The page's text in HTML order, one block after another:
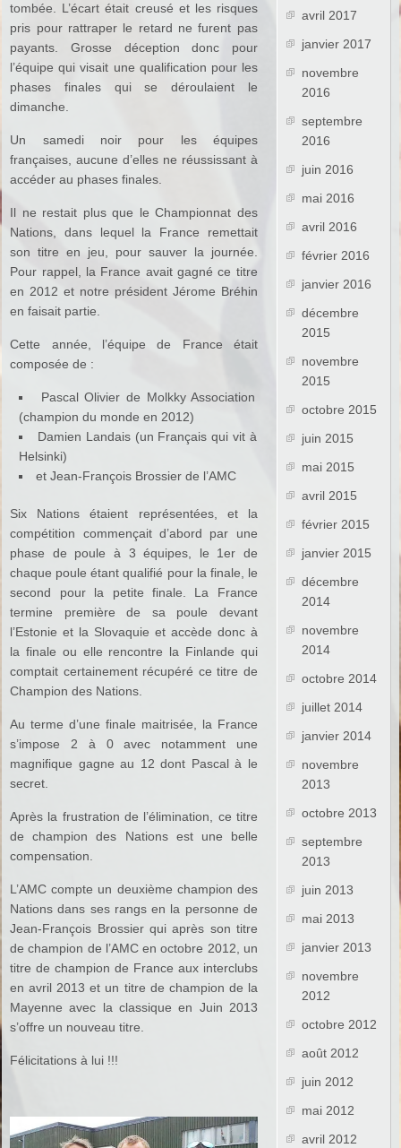
tombée. L’écart était creusé et les risques
pris pour rattraper le retard ne furent pas
payants. Grosse déception donc pour
l’équipe qui visait une qualification pour les
phases finales qui se déroulaient le
dimanche.
Un samedi noir pour les équipes
françaises, aucune d’elles ne réussissant à
accéder au phases finales.
Il ne restait plus que le Championnat des
Nations, dans lequel la France remettait
son titre en jeu, pour sauver la journée.
Pour rappel, la France avait gagné ce titre
en 2012 et notre président Jérome Bréhin
en faisait partie.
Cette année, l’équipe de France était
composée de :
Pascal Olivier de Molkky Association
(champion du monde en 2012)
Damien Landais (un Français qui vit à
Helsinki)
et Jean-François Brossier de l’AMC
Six Nations étaient représentées, et la
compétition commençait d’abord par une
phase de poule à 3 équipes, le 1er de
chaque poule étant qualifié pour la finale, le
second pour la petite finale. La France
termine première de sa poule devant
l’Estonie et la Slovaquie et accède donc à
la finale ou elle rencontre la Finlande qui
comptait certainement récupéré ce titre de
Champion des Nations.
Au terme d’une finale maitrisée, la France
s’impose 2 à 0 avec notamment une
magnifique gagne au 12 dont Pascal à le
secret.
Après la frustration de l’élimination, ce titre
de champion des Nations est une belle
compensation.
L’AMC compte un deuxième champion des
Nations dans ses rangs en la personne de
Jean-François Brossier qui après son titre
de champion de l’AMC en octobre 2012, un
titre de champion de France aux interclubs
en avril 2013 et un titre de champion de la
Mayenne avec la classique en Juin 2013
s’offre un nouveau titre.
Félicitations à lui !!!
avril 2017
janvier 2017
novembre
2016
septembre
2016
juin 2016
mai 2016
avril 2016
février 2016
janvier 2016
décembre
2015
novembre
2015
octobre 2015
juin 2015
mai 2015
avril 2015
février 2015
janvier 2015
décembre
2014
novembre
2014
octobre 2014
juillet 2014
janvier 2014
novembre
2013
octobre 2013
septembre
2013
juin 2013
mai 2013
janvier 2013
novembre
2012
octobre 2012
août 2012
juin 2012
mai 2012
avril 2012